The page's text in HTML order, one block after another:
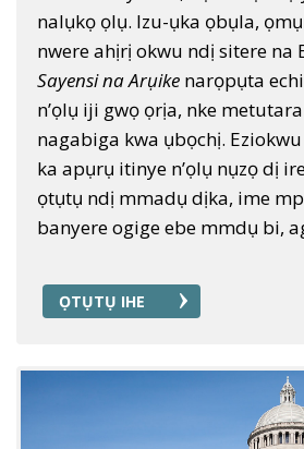
nalụkọ ọlụ. Izu-ụka ọbụla,
nwere ahịrị okwu ndị sitere na
Sayensi na Arụike narọpụta
n’ọlụ iji gwọ ọrịa, nke
nagabiga kwa ụbọchị.
ka apụrụ itinye n’ọlụ nụzọ dị
ọtụtụ ndị mmadụ dịka, ime
banyere ogige ebe mmdụ bi,
ỌTỤTỤ IHE